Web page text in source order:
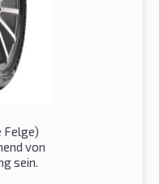
Felge)
von
sein.